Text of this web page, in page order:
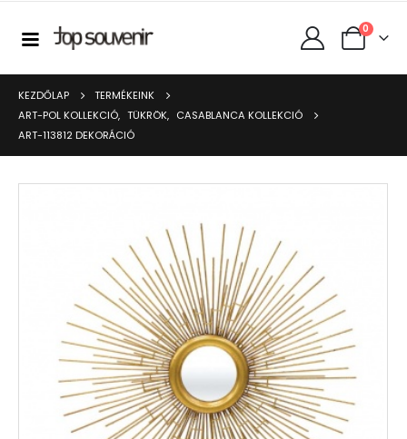
0
KEZDŐLAP
TERMÉKEINK
ART-POL KOLLEKCIÓ, TÜKRÖK, CASABLANCA KOLLEKCIÓ
ART-113812 DEKORÁCIÓ